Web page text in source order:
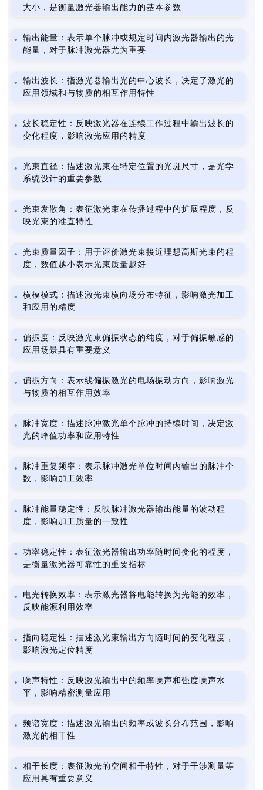
大小，是衡量激光器输出能力的基本参数
输出能量：表示单个脉冲或规定时间内激光器输出的光
能量，对于脉冲激光器尤为重要
输出波长：指激光器输出光的中心波长，决定了激光的
应用领域和与物质的相互作用特性
波长稳定性：反映激光器在连续工作过程中输出波长的
变化程度，影响激光应用的精度
光束直径：描述激光束在特定位置的光斑尺寸，是光学
系统设计的重要参数
光束发散角：表征激光束在传播过程中的扩展程度，反
映光束的准直特性
光束质量因子：用于评价激光束接近理想高斯光束的程
度，数值越小表示光束质量越好
横模模式：描述激光束横向场分布特征，影响激光加工
和应用的精度
偏振度：反映激光束偏振状态的纯度，对于偏振敏感的
应用场景具有重要意义
偏振方向：表示线偏振激光的电场振动方向，影响激光
与物质的相互作用效率
脉冲宽度：描述脉冲激光单个脉冲的持续时间，决定激
光的峰值功率和应用特性
脉冲重复频率：表示脉冲激光单位时间内输出的脉冲个
数，影响加工效率
脉冲能量稳定性：反映脉冲激光器输出能量的波动程
度，影响加工质量的一致性
功率稳定性：表征激光器输出功率随时间变化的程度，
是衡量激光器可靠性的重要指标
电光转换效率：表示激光器将电能转换为光能的效率，
反映能源利用效率
指向稳定性：描述激光束输出方向随时间的变化程度，
影响激光定位精度
噪声特性：反映激光输出中的频率噪声和强度噪声水
平，影响精密测量应用
频谱宽度：描述激光输出的频率或波长分布范围，影响
激光的相干性
相干长度：表征激光的空间相干特性，对于干涉测量等
应用具有重要意义